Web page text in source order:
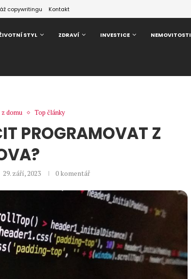
copywritingu Kontakt
STYL ZDRAVÍ INVESTICE NEMOVITOSTI
z domu Top články
PROGRAMOVAT Z
29. září, 2023 0 komentář